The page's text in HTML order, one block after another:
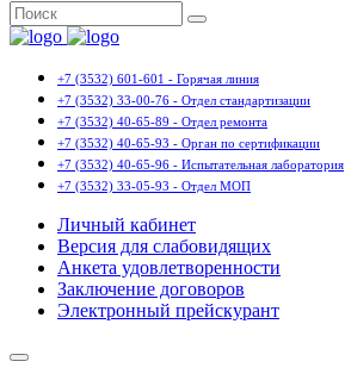
+7 (3532) 601-601 - Горячая линия
+7 (3532) 33-00-76 - Отдел стандартизации
+7 (3532) 40-65-89 - Отдел ремонта
+7 (3532) 40-65-93 - Орган по сертификации
+7 (3532) 40-65-96 - Испытательная лаборатория
+7 (3532) 33-05-93 - Отдел МОП
Личный кабинет
Версия для слабовидящих
Анкета удовлетворенности
Заключение договоров
Электронный прейскурант